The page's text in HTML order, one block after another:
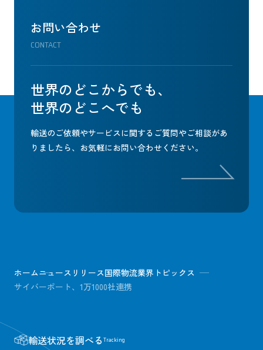
お問い合わせ
CONTACT
世界のどこからでも、
世界のどこへでも
輸送のご依頼やサービスに関するご質問やご相談があ
りましたら、 お気軽にお問い合わせください。
ホームニュースリリース国際物流業界トピックス
サイバーポート、1万1000社連携
輸送状況を調べる Tracking